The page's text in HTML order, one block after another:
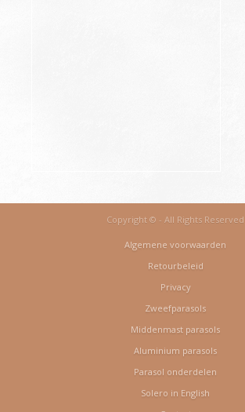
Copyright © - All Rights Reserved
Algemene voorwaarden
Retourbeleid
Privacy
Zweefparasols
Middenmast parasols
Aluminium parasols
Parasol onderdelen
Solero in English